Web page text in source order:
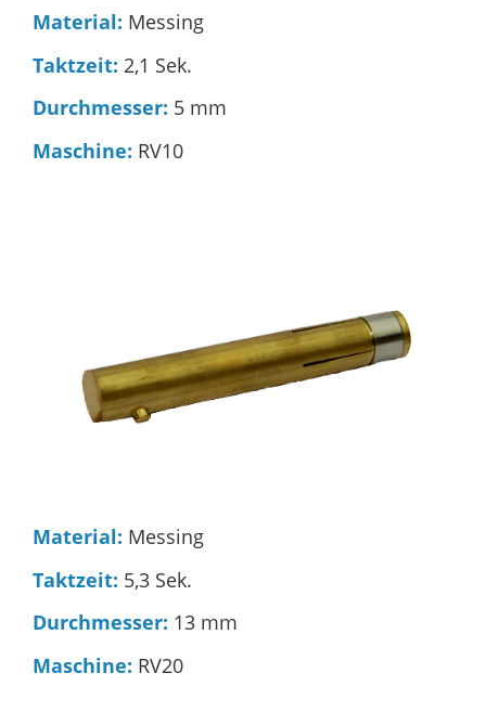
Material: Messing
Taktzeit: 2,1 Sek.
Durchmesser: 5 mm
Maschine: RV10
Material: Messing
Taktzeit: 5,3 Sek.
Durchmesser: 13 mm
Maschine: RV20